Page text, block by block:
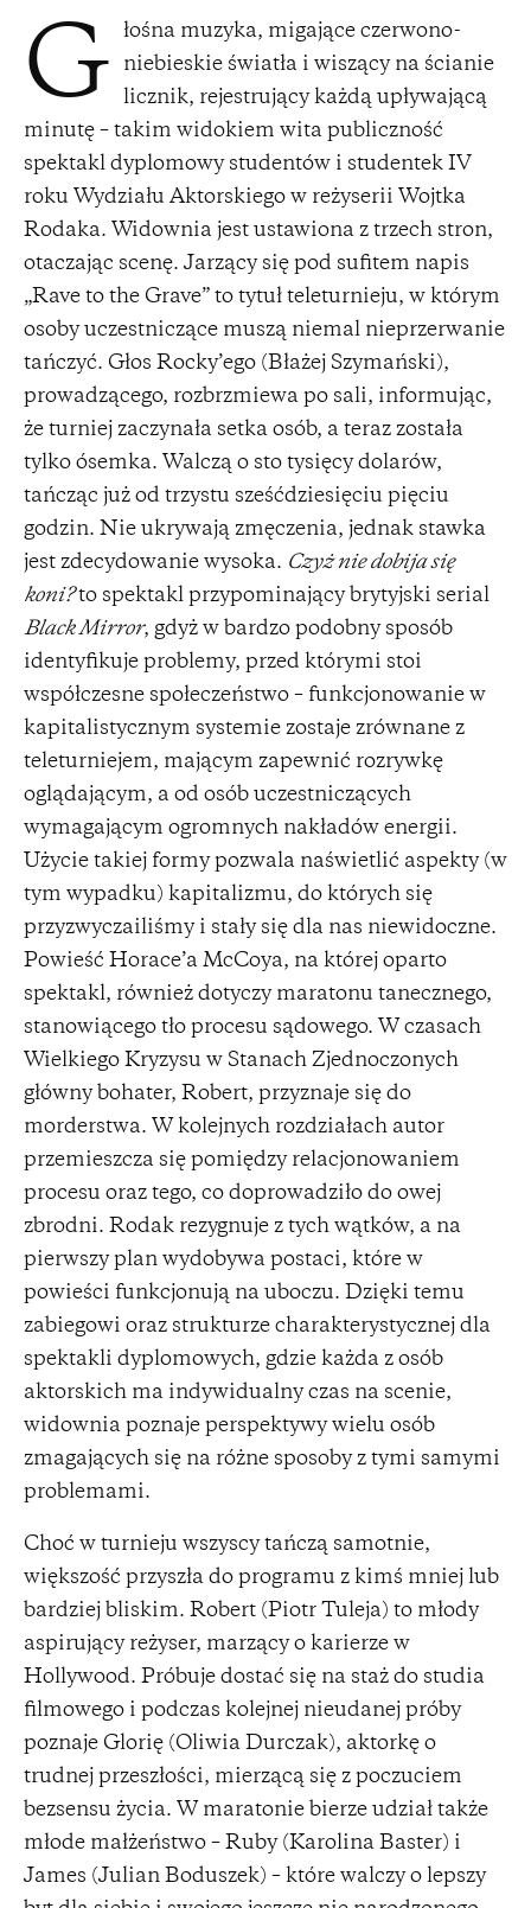
G
łośna muzyka, migające czerwono-
niebieskie światła i wiszący na ścianie
licznik, rejestrujący każdą upływającą
minutę – takim widokiem wita publiczność
spektakl dyplomowy studentów i studentek IV
roku Wydziału Aktorskiego w reżyserii Wojtka
Rodaka. Widownia jest ustawiona z trzech stron,
otaczając scenę. Jarzący się pod sufitem napis
„Rave to the Grave” to tytuł teleturnieju, w którym
osoby uczestniczące muszą niemal nieprzerwanie
tańczyć. Głos Rocky’ego (Błażej Szymański),
prowadzącego, rozbrzmiewa po sali, informując,
że turniej zaczynała setka osób, a teraz została
tylko ósemka. Walczą o sto tysięcy dolarów,
tańcząc już od trzystu sześćdziesięciu pięciu
godzin. Nie ukrywają zmęczenia, jednak stawka
jest zdecydowanie wysoka. Czyż nie dobija się
koni?to spektakl przypominający brytyjski serial
Black Mirror, gdyż w bardzo podobny sposób
identyfikuje problemy, przed którymi stoi
współczesne społeczeństwo – funkcjonowanie w
kapitalistycznym systemie zostaje zrównane z
teleturniejem, mającym zapewnić rozrywkę
oglądającym, a od osób uczestniczących
wymagającym ogromnych nakładów energii.
Użycie takiej formy pozwala naświetlić aspekty (w
tym wypadku) kapitalizmu, do których się
przyzwyczailiśmy i stały się dla nas niewidoczne.
Powieść Horace’a McCoya, na której oparto
spektakl, również dotyczy maratonu tanecznego,
stanowiącego tło procesu sądowego. W czasach
Wielkiego Kryzysu w Stanach Zjednoczonych
główny bohater, Robert, przyznaje się do
morderstwa. W kolejnych rozdziałach autor
przemieszcza się pomiędzy relacjonowaniem
procesu oraz tego, co doprowadziło do owej
zbrodni. Rodak rezygnuje z tych wątków, a na
pierwszy plan wydobywa postaci, które w
powieści funkcjonują na uboczu. Dzięki temu
zabiegowi oraz strukturze charakterystycznej dla
spektakli dyplomowych, gdzie każda z osób
aktorskich ma indywidualny czas na scenie,
widownia poznaje perspektywy wielu osób
zmagających się na różne sposoby z tymi samymi
problemami.
Choć w turnieju wszyscy tańczą samotnie,
większość przyszła do programu z kimś mniej lub
bardziej bliskim. Robert (Piotr Tuleja) to młody
aspirujący reżyser, marzący o karierze w
Hollywood. Próbuje dostać się na staż do studia
filmowego i podczas kolejnej nieudanej próby
poznaje Glorię (Oliwia Durczak), aktorkę o
trudnej przeszłości, mierzącą się z poczuciem
bezsensu życia. W maratonie bierze udział także
młode małżeństwo – Ruby (Karolina Baster) i
James (Julian Boduszek) – które walczy o lepszy